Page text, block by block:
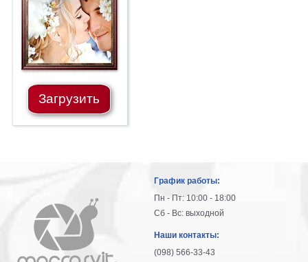
Загрузить
График работы:
Пн - Пт: 10:00 - 18:00
Сб - Вс: выходной
Наши контакты:
(098) 566-33-43